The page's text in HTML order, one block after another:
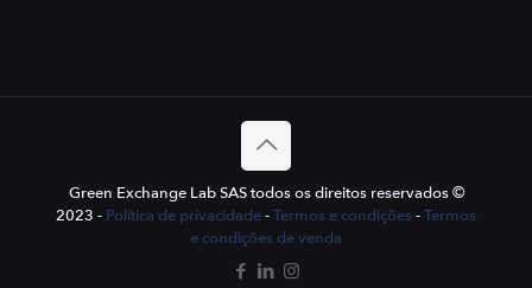
Green Exchange Lab SAS todos os direitos reservados ©
2023 - Política de privacidade-Termos e condições -Termos
e condições de venda